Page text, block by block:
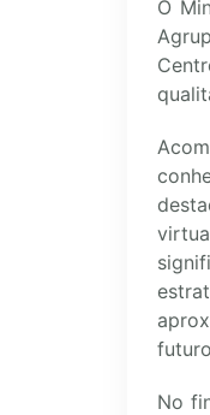
O
No